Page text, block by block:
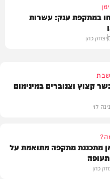
במתקפת ענק: עשרות
יצחק כהן
קצוץ וצנוברים במינימום
לוי
מתכננת מתקפה מתואמת על
כהן